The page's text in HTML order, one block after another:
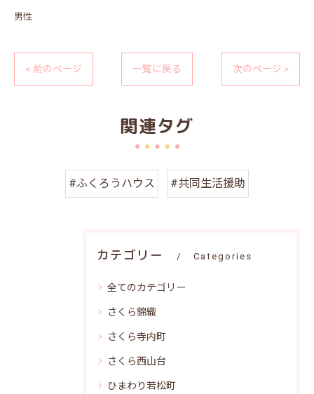
男性
< 前のページ 一覧に戻る 次のページ >
関連タグ
#ふくろうハウス #共同生活援助
カテゴリー Categories
全てのカテゴリー
さくら錦織
さくら寺内町
さくら西山台
ひまわり若松町